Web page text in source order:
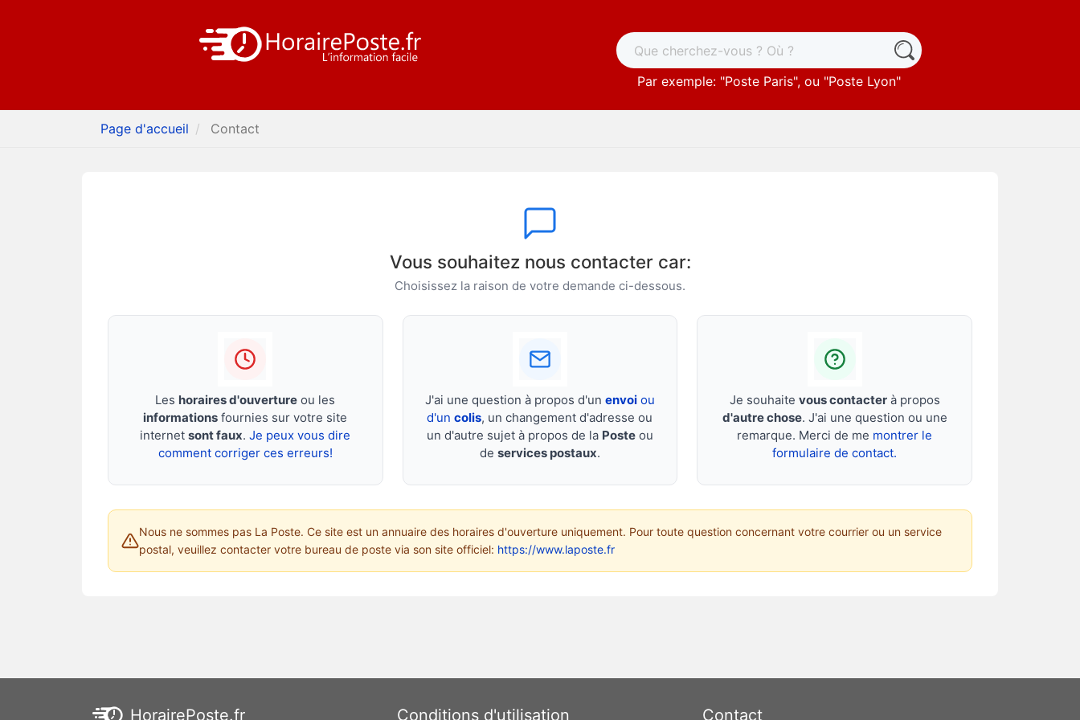
Par exemple: "Poste Paris", ou "Poste Lyon"
Page d'accueil Contact
Vous souhaitez nous contacter car:
Choisissez la raison de votre demande ci-dessous.
Les horaires d'ouverture ou les
informations fournies sur votre site
internetsont faux.Je peux vous dire
comment corriger ces erreurs!
J'ai une question à propos d'un envoiou
d'uncolis, un changement d'adresse ou
un d'autre sujet à propos de la Posteou
de services postaux.
Je souhaite vous contacterà propos
d'autre chose. J'ai une question ou une
remarque. Merci de me montrer le
formulaire de contact.
Nous ne sommes pas La Poste. Ce site est un annuaire des horaires d'ouverture uniquement. Pour toute question concernant votre courrier ou un service
postal, veuillez contacter votre bureau de poste via son site officiel: https://www.laposte.fr
HorairePoste.fr Conditions d'utilisation Contact